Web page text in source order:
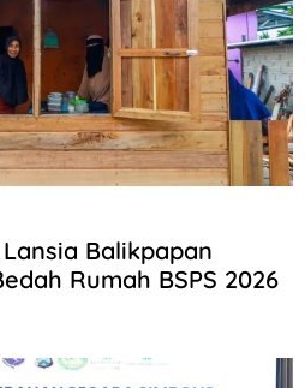
Balikpapan
Rumah BSPS 2026